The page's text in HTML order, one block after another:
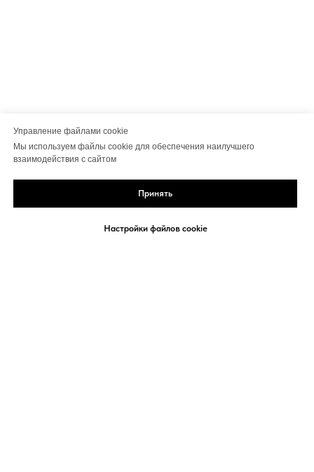
Управление файлами cookie
Мы используем файлы cookie для обеспечения наилучшего
взаимодействия с сайтом
Принять
Настройки файлов cookie